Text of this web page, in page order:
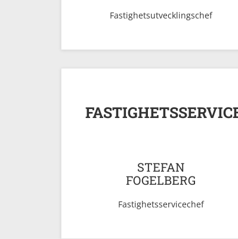
Fastighetsutvecklingschef
STEFAN
FOGELBERG
Fastighetsservicechef